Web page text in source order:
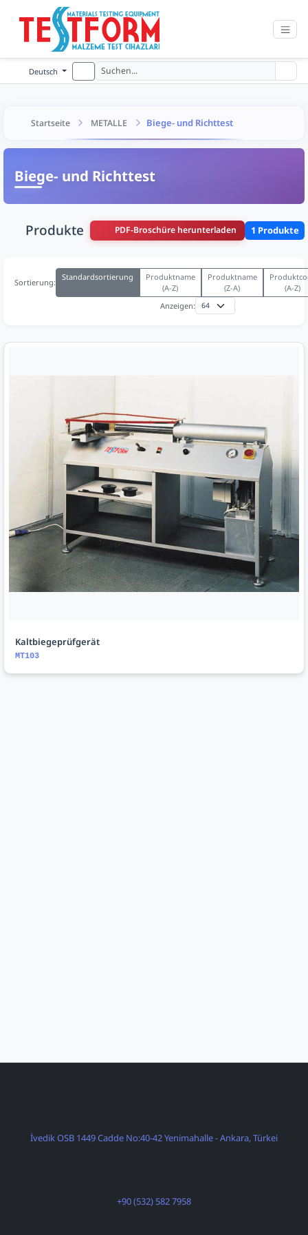
Deutsch
Startseite METALLE Biege- und Richttest
Biege- und Richttest
Produkte PDF-Broschüre herunterladen 1 Produkte
Sortierung:
Standardsortierung
Produktname
(A-Z)
Produktname
(Z-A)
(A-Z)
Anzeigen:
Kaltbiegeprüfgerät
MT103
İvedik OSB 1449 Cadde No:40-42 Yenimahalle - Ankara, Türkei
+90 (532) 582 7958